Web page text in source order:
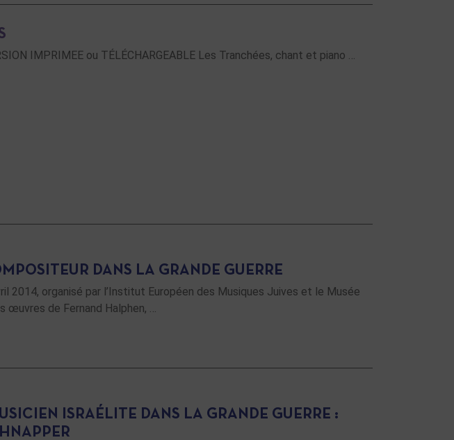
IMPRIMEE ou TÉLÉCHARGEABLE Les Tranchées, chant et piano …
DANS LA GRANDE GUERRE
2014, organisé par l’Institut Européen des Musiques Juives et le Musée
œuvres de Fernand Halphen, …
ISRAÉLITE DANS LA GRANDE GUERRE :